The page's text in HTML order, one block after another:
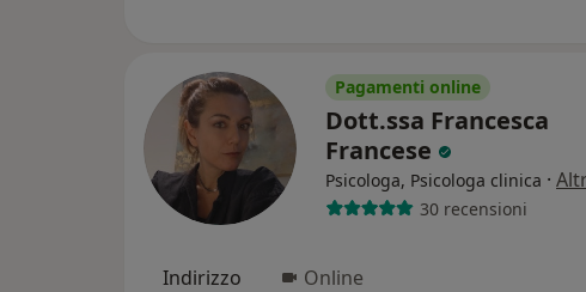
Pagamenti online
Dott.ssa Francesca
Francese
Psicologa, Psicologa clinica ·
30 recensioni
Indirizzo Online